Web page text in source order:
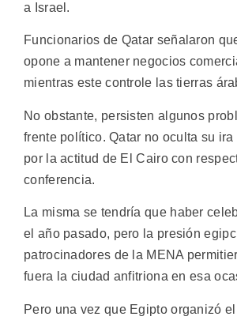
a Israel.
Funcionarios de Qatar señalaron
opone a mantener negocios
mientras este controle las tierras
No obstante, persisten algunos
frente político. Qatar no oculta su
por la actitud de El Cairo con
conferencia.
La misma se tendría que haber
el año pasado, pero la presión
patrocinadores de la MENA
fuera la ciudad anfitriona en esa
Pero una vez que Egipto organizó